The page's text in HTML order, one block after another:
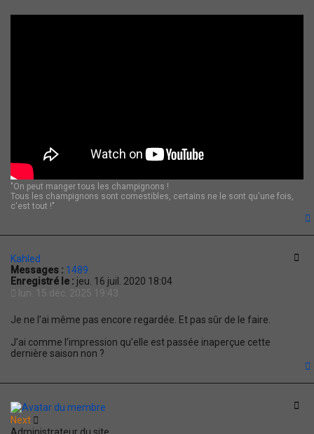
"On peut manger tous les champignons !
Tous les champignons sont comestibles, certains ne le sont qu'une fois,
c'est tout !"
Kahled
Messages : 1489
Enregistré le : jeu. 16 juil. 2020 18:04
lun. 15 déc. 2025 19:43
Je ne l’ai même pas encore regardée. Et pas sûr de le faire.
J’ai comme l’impression qu’elle est passée inaperçue cette
dernière saison non ?
Next